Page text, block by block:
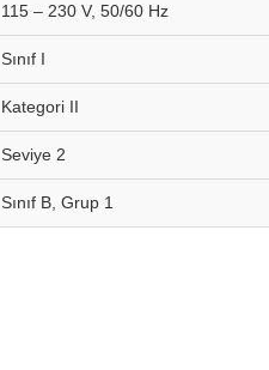
115 – 230 V, 50/60 Hz
Sınıf I
Kategori II
Seviye 2
Sınıf B, Grup 1